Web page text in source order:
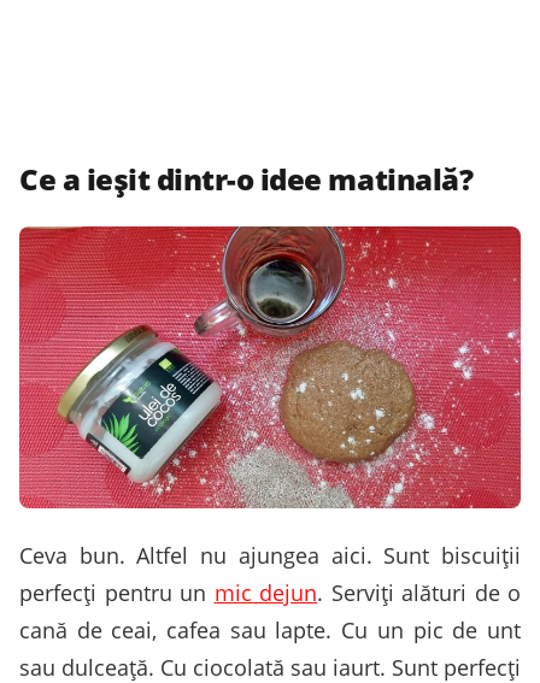
Ce a ieşit dintr-o idee matinală?
Ceva bun. Altfel nu ajungea aici. Sunt biscuiţii
perfecţi pentru un mic dejun. Serviţi alături de o
cană de ceai, cafea sau lapte. Cu un pic de unt
sau dulceaţă. Cu ciocolată sau iaurt. Sunt perfecţi